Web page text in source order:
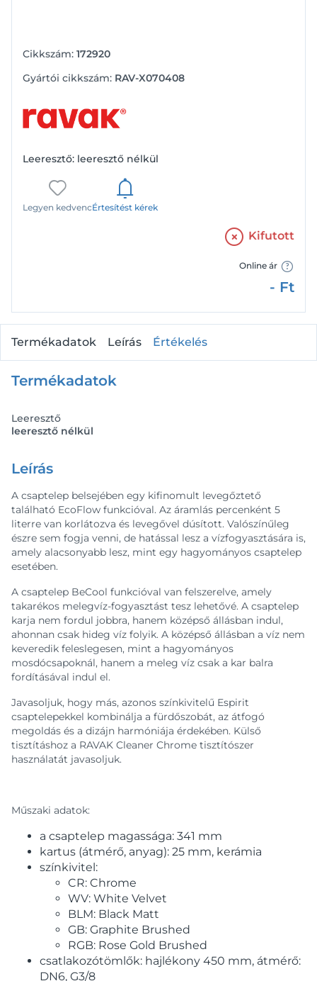
Cikkszám: 172920
Gyártói cikkszám: RAV-X070408
Leeresztő: leeresztő nélkül
Legyen kedvencÉrtesítést kérek
Kifutott
Online ár
- Ft
Termékadatok Leírás Értékelés
Termékadatok
Leeresztő
leeresztő nélkül
Leírás
A csaptelep belsejében egy kifinomult levegőztető
található EcoFlow funkcióval. Az áramlás percenként 5
literre van korlátozva és levegővel dúsított. Valószínűleg
észre sem fogja venni, de hatással lesz a vízfogyasztására is,
amely alacsonyabb lesz, mint egy hagyományos csaptelep
esetében.
A csaptelep BeCool funkcióval van felszerelve, amely
takarékos melegvíz-fogyasztást tesz lehetővé. A csaptelep
karja nem fordul jobbra, hanem középső állásban indul,
ahonnan csak hideg víz folyik. A középső állásban a víz nem
keveredik feleslegesen, mint a hagyományos
mosdócsapoknál, hanem a meleg víz csak a kar balra
fordításával indul el.
Javasoljuk, hogy más, azonos színkivitelű Espirit
csaptelepekkel kombinálja a fürdőszobát, az átfogó
megoldás és a dizájn harmóniája érdekében. Külső
tisztításhoz a RAVAK Cleaner Chrome tisztítószer
használatát javasoljuk.
Műszaki adatok:
a csaptelep magassága: 341 mm
kartus (átmérő, anyag): 25 mm, kerámia
színkivitel:
CR: Chrome
WV: White Velvet
BLM: Black Matt
GB: Graphite Brushed
RGB: Rose Gold Brushed
csatlakozótömlők: hajlékony 450 mm, átmérő:
DN6, G3/8